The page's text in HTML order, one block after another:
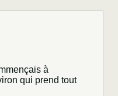
à
qui prend tout